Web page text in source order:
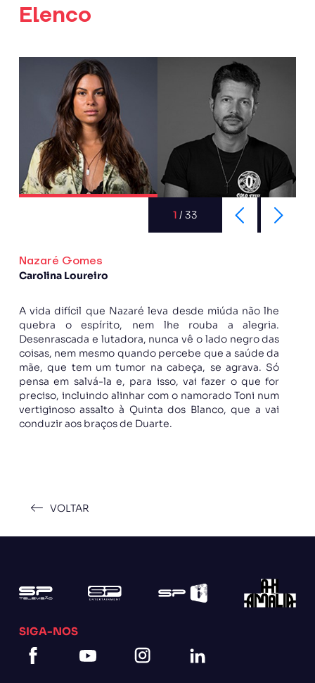
Elenco
1 /33
Nazaré Gomes
Carolina Loureiro
A vida difícil que Nazaré leva desde miúda não lhe
quebra o espírito, nem lhe rouba a alegria.
Desenrascada e lutadora, nunca vê o lado negro das
coisas, nem mesmo quando percebe que a saúde da
mãe, que tem um tumor na cabeça, se agrava. Só
pensa em salvá-la e, para isso, vai fazer o que for
preciso, incluindo alinhar com o namorado Toni num
vertiginoso assalto à Quinta dos Blanco, que a vai
conduzir aos braços de Duarte.
VOLTAR
SIGA-NOS